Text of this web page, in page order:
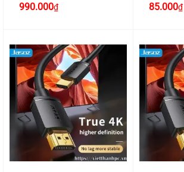
990.000₫ 85.000₫